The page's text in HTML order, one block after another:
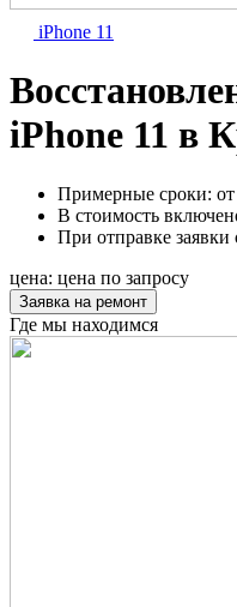
iPhone 11
iPhone 11 в
Примерные сроки:
В стоимость
При отправке заявки
цена: цена по запросу
Заявка на ремонт
Где мы находимся